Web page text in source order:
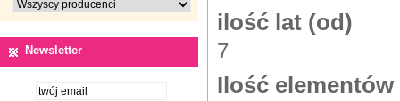
Newsletter
ilość lat (od)
7
Ilość elementów